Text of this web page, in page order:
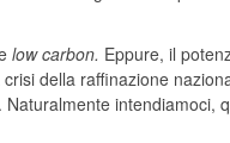
low carbon. Eppure, il
della raffinazione
intendiamoci,